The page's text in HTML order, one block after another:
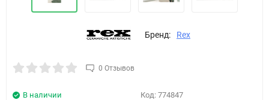
Бренд: Rex
0 Отзывов
Код: 774847
В наличии